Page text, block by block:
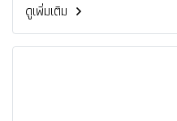
ดูเพิ่มเติม